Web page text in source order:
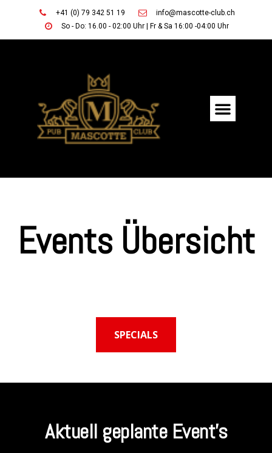
+41 (0) 79 342 51 19
info@mascotte-club.ch
So - Do: 16.00 - 02:00 Uhr | Fr & Sa 16:00 -04:00 Uhr
Events Übersicht
SPECIALS
Aktuell geplante Event's